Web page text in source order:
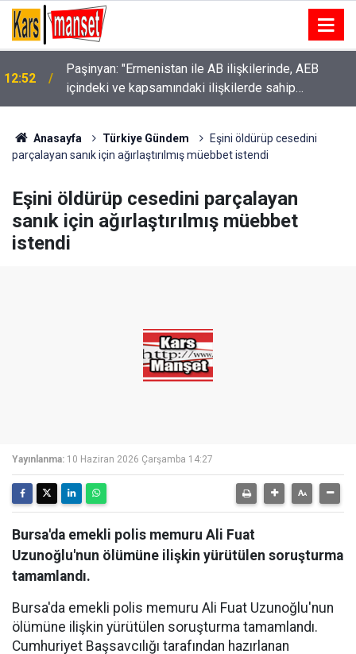
12:52
Paşinyan: "Ermenistan ile AB ilişkilerinde, AEB
içindeki ve kapsamındaki ilişkilerde sahip
olduğumuz statüye aykırı gelen herhangi bir hukuki,
Anasayfa Türkiye Gündem
Eşini öldürüp cesedini
parçalayan sanık için ağırlaştırılmış müebbet istendi
Eşini öldürüp cesedini parçalayan
sanık için ağırlaştırılmış müebbet
istendi
Yayınlanma: 10 Haziran 2026 Çarşamba 14:27
Bursa'da emekli polis memuru Ali Fuat
Uzunoğlu'nun ölümüne ilişkin yürütülen soruşturma
tamamlandı.
Bursa'da emekli polis memuru Ali Fuat Uzunoğlu'nun
ölümüne ilişkin yürütülen soruşturma tamamlandı.
Cumhuriyet Başsavcılığı tarafından hazırlanan